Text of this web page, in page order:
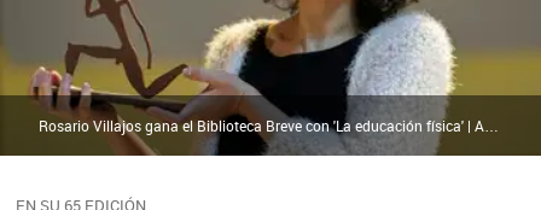
EN SU 65 EDICIÓN